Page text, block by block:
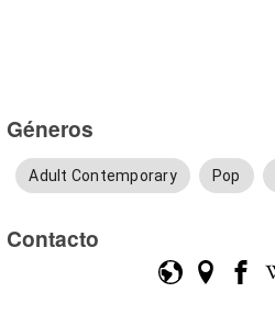
Géneros
Adult Contemporary Pop
Contacto